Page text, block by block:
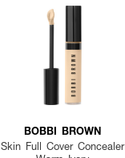
BOBBI BROWN
Skin Full Cover Concealer